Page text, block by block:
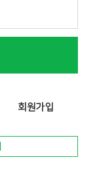
회원가입